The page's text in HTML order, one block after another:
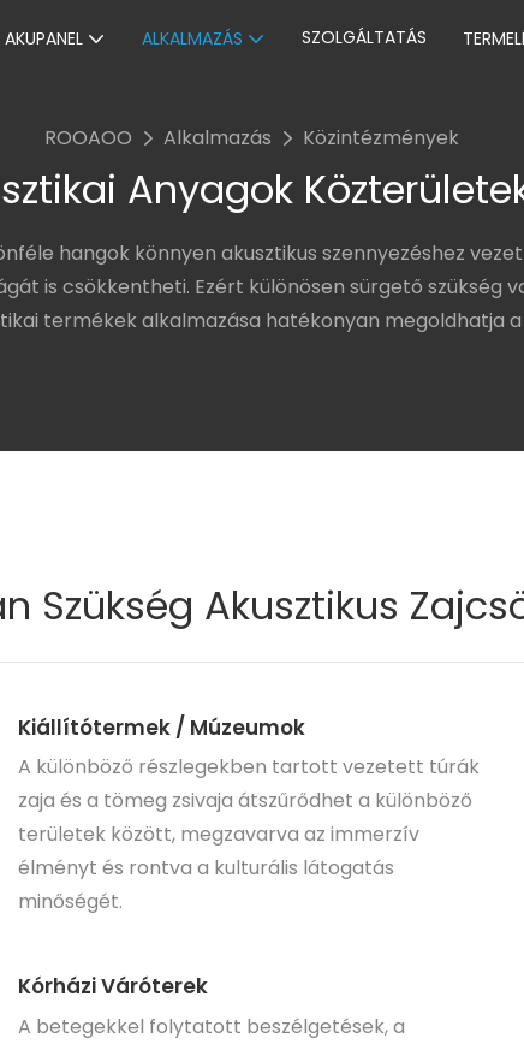
AKUPANEL ALKALMAZÁS SZOLGÁLTATÁS
ROOAOO Alkalmazás Közintézmények
Anyagok
hangok könnyen akusztikus szennyezéshez
is csökkentheti. Ezért különösen sürgető szükség
termékek alkalmazása hatékonyan megoldhatja
Szükség Akusztikus
Kiállítótermek / Múzeumok
A különböző részlegekben tartott vezetett túrák
zaja és a tömeg zsivaja átszűrődhet a különböző
területek között, megzavarva az immerzív
élményt és rontva a kulturális látogatás
minőségét.
Kórházi Váróterek
A betegekkel folytatott beszélgetések, a